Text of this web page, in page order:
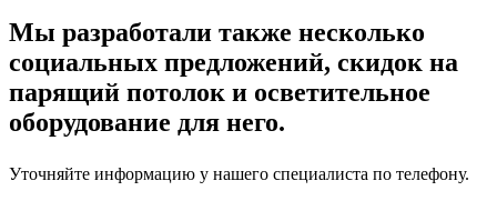
Мы разработали также несколько
социальных предложений, скидок на
парящий потолок и осветительное
оборудование для него.
Уточняйте информацию у нашего специалиста по телефону.